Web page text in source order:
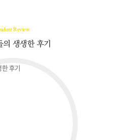
Review
의 생생한 후기